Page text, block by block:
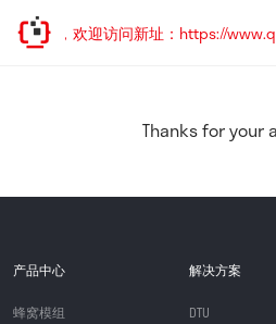
已迁移，欢迎访问新址：https://
Thanks for your
产品中心
蜂窝模组
解决方案
DTU